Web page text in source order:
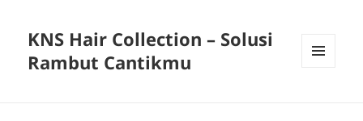
KNS Hair Collection – Solusi
Rambut Cantikmu